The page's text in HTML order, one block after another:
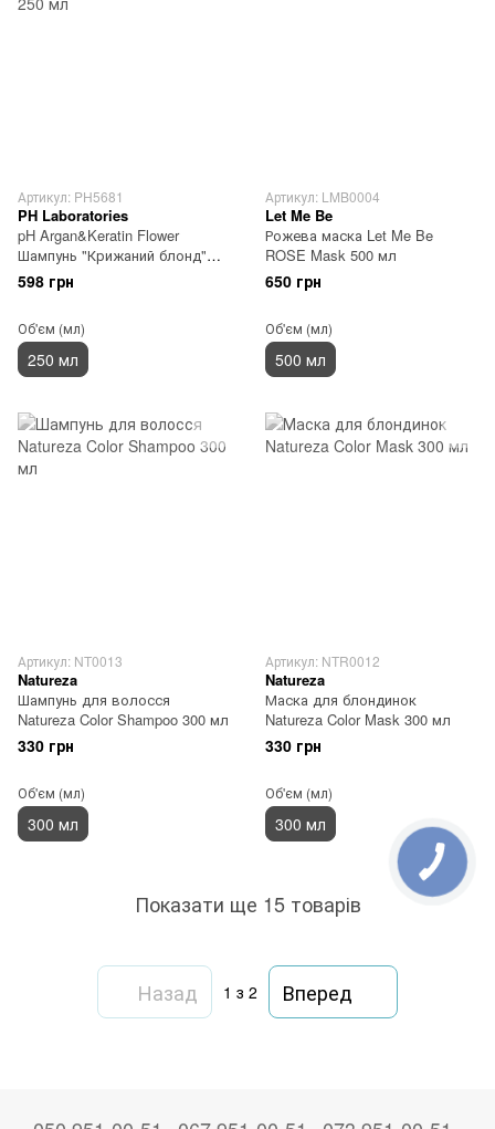
Артикул: PH5681
PH Laboratories
pH Argan&Keratin Flower
Шампунь "Крижаний блонд"
250 мл
598 грн
Об'єм (мл)
250 мл
Артикул: LMB0004
Let Me Be
Рожева маска Let Me Be
ROSE Mask 500 мл
650 грн
Об'єм (мл)
500 мл
Артикул: NT0013
Natureza
Шампунь для волосся
Natureza Color Shampoo 300 мл
330 грн
Об'єм (мл)
300 мл
Артикул: NTR0012
Natureza
Маска для блондинок
Natureza Color Mask 300 мл
330 грн
Об'єм (мл)
300 мл
Показати ще 15 товарів
Назад 1 з 2 Вперед